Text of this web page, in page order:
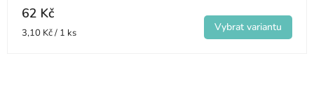
62 Kč
Měrná
3,10 Kč / 1 ks